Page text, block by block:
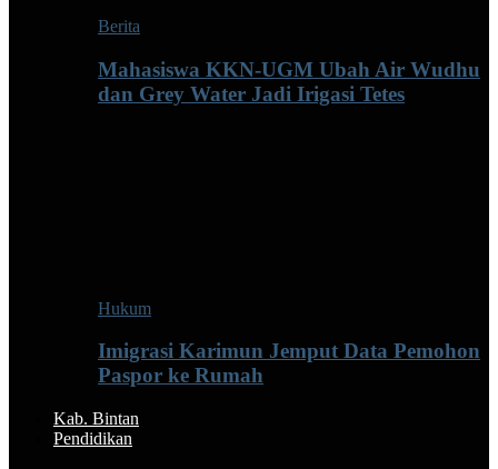
Berita
Mahasiswa KKN-UGM Ubah Air Wudhu
dan Grey Water Jadi Irigasi Tetes
Hukum
Imigrasi Karimun Jemput Data Pemohon
Paspor ke Rumah
Kab. Bintan
Pendidikan